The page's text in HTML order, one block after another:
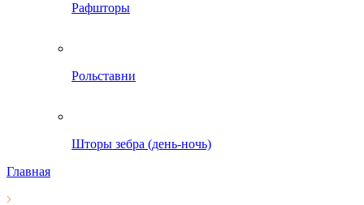
Рафшторы
Рольставни
Шторы зебра (день-ночь)
Главная